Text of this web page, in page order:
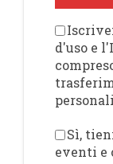
d'uso e
Sì,
eventi e